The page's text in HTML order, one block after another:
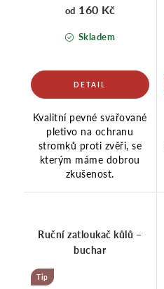
Skladem
od 160 Kč
Kvalitní pevné svařované
pletivo na ochranu
stromků proti zvěři, se
kterým máme dobrou
zkušenost.
Ruční zatloukač kůlů –
buchar
Tip